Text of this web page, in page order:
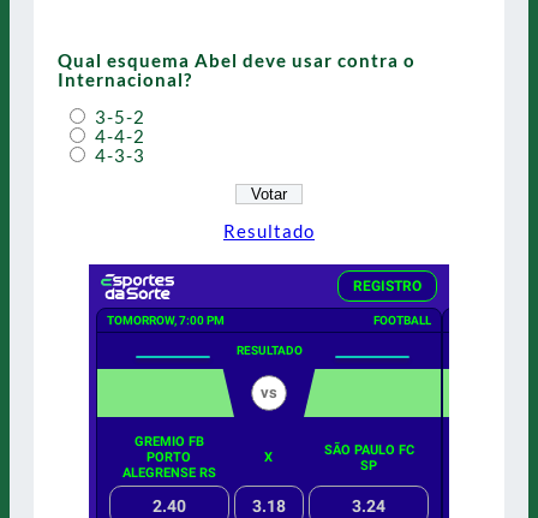
Qual esquema Abel deve usar contra o
Internacional?
3-5-2
4-4-2
4-3-3
Resultado